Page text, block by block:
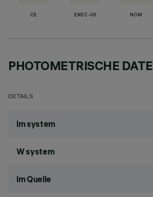
CE ENEC-03 NOM
PHOTOMETRISCHE
DETAILS
lm system
W system
lm Quelle